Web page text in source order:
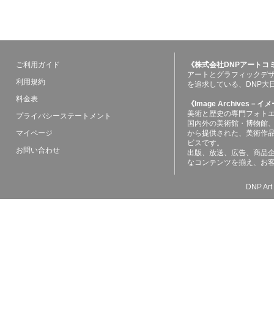
ご利用ガイド
利用規約
料金表
プライバシーステートメント
マイページ
お問い合わせ
《株式会社DNPアート
アートとグラフィックデ
を追求している、DNP大
《Image Archives－イ
美術と歴史の専門フォト
国内外の美術館・博物館
から提供された、美術作
ビスです。
出版、放送、広告、商品
なコンテンツを揃え、お
DNP